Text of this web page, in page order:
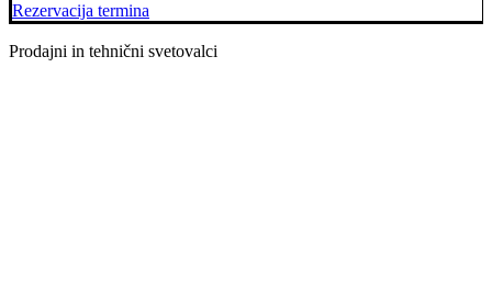
Rezervacija termina
Prodajni in tehnični svetovalci